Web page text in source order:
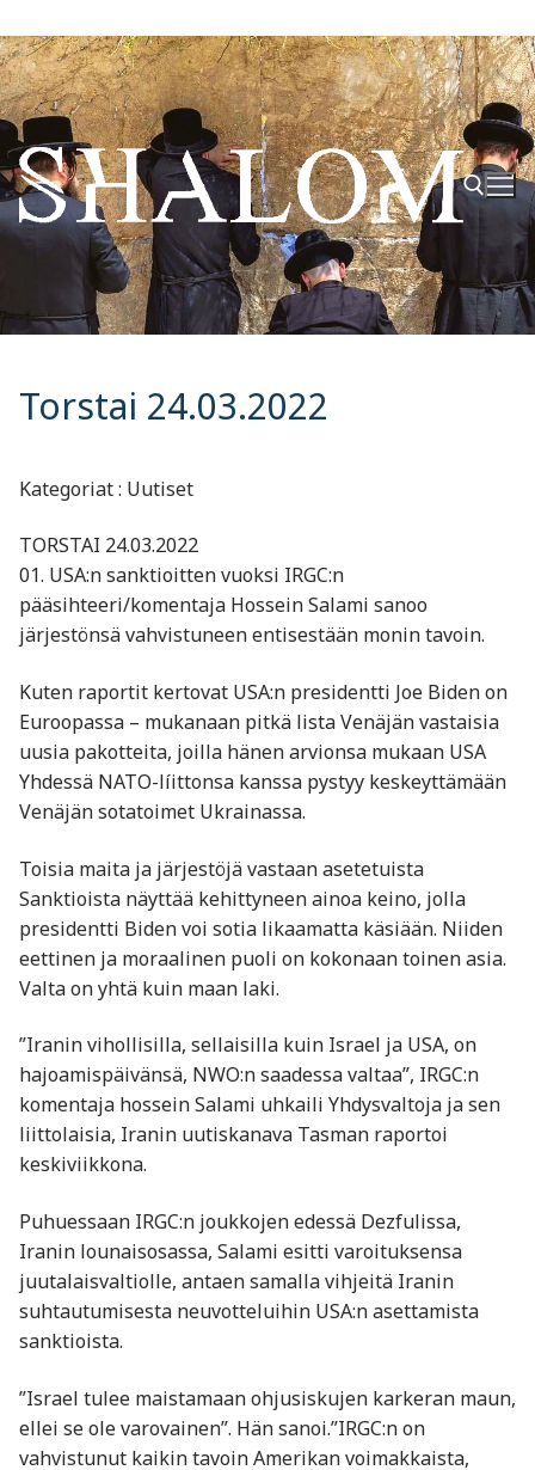
Hyppää
sisältöön
Hae:
Torstai 24.03.2022
Kategoriat : Uutiset
TORSTAI 24.03.2022
01. USA:n sanktioitten vuoksi IRGC:n
pääsihteeri/komentaja Hossein Salami sanoo
järjestönsä vahvistuneen entisestään monin tavoin.
Kuten raportit kertovat USA:n presidentti Joe Biden on
Euroopassa – mukanaan pitkä lista Venäjän vastaisia
uusia pakotteita, joilla hänen arvionsa mukaan USA
Yhdessä NATO-líittonsa kanssa pystyy keskeyttämään
Venäjän sotatoimet Ukrainassa.
Toisia maita ja järjestöjä vastaan asetetuista
Sanktioista näyttää kehittyneen ainoa keino, jolla
presidentti Biden voi sotia likaamatta käsiään. Niiden
eettinen ja moraalinen puoli on kokonaan toinen asia.
Valta on yhtä kuin maan laki.
”Iranin vihollisilla, sellaisilla kuin Israel ja USA, on
hajoamispäivänsä, NWO:n saadessa valtaa”, IRGC:n
komentaja hossein Salami uhkaili Yhdysvaltoja ja sen
liittolaisia, Iranin uutiskanava Tasman raportoi
keskiviikkona.
Puhuessaan IRGC:n joukkojen edessä Dezfulissa,
Iranin lounaisosassa, Salami esitti varoituksensa
juutalaisvaltiolle, antaen samalla vihjeitä Iranin
suhtautumisesta neuvotteluihin USA:n asettamista
sanktioista.
”Israel tulee maistamaan ohjusiskujen karkeran maun,
ellei se ole varovainen”. Hän sanoi.”IRGC:n on
vahvistunut kaikin tavoin Amerikan voimakkaista,